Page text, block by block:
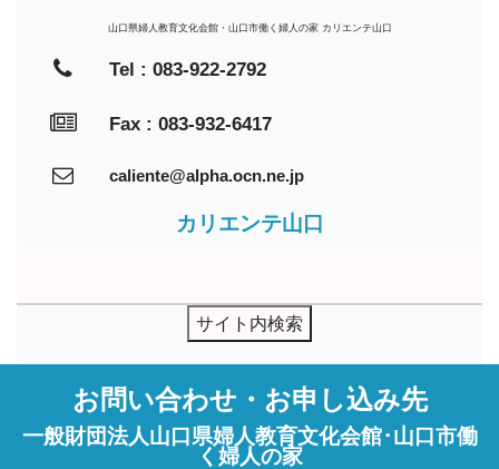
山口県婦人教育文化会館・山口市働く婦人の家 カリエンテ山口
Tel : 083-922-2792
Fax : 083-932-6417
caliente@alpha.ocn.ne.jp
カリエンテ山口
お問い合わせ・お申し込み先
一般財団法人山口県婦人教育文化会館･山口市働
く婦人の家